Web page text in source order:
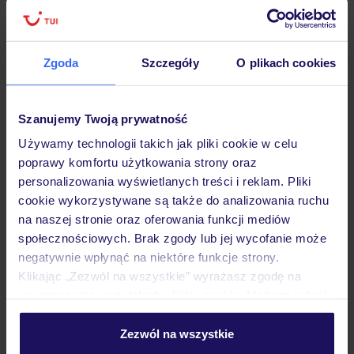
Zgoda Szczegóły O plikach cookies
Szanujemy Twoją prywatność
Używamy technologii takich jak pliki cookie w celu
poprawy komfortu użytkowania strony oraz
personalizowania wyświetlanych treści i reklam. Pliki
cookie wykorzystywane są także do analizowania ruchu
na naszej stronie oraz oferowania funkcji mediów
społecznościowych. Brak zgody lub jej wycofanie może
negatywnie wpłynąć na niektóre funkcje strony.
Klikając „Zezwól na wszystkie” wyrażasz zgodę na
personalizować swój wybór wchodząc w zakładkę
Zezwól na wszystkie
Hotel
Opinie
Pokoje
Wyżywienie